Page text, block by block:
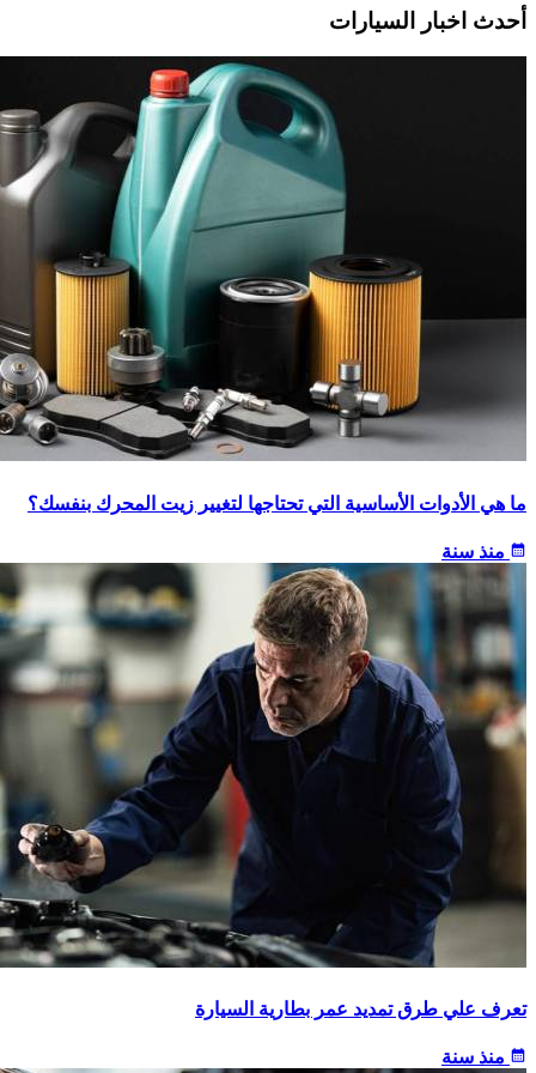
أحدث اخبار السيارات
ما هي الأدوات الأساسية التي تحتاجها لتغيير زيت المحرك بنفسك؟
calendar_month منذ سنة
تعرف علي طرق تمديد عمر بطارية السيارة
calendar_month منذ سنة